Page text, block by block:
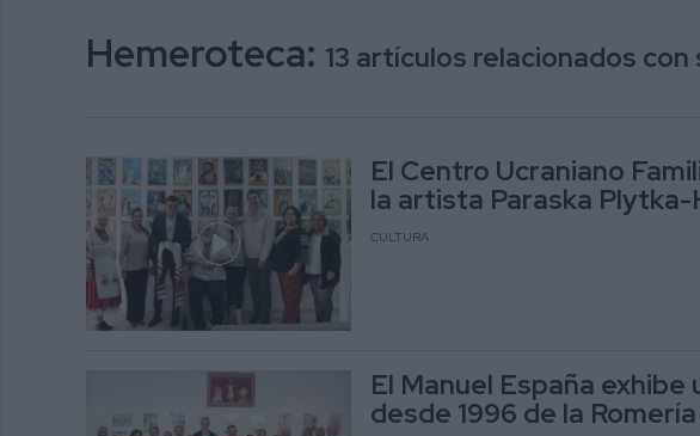
Hemeroteca: 13 artículos relacionados con
El Centro Ucraniano
la artista Paraska
CULTURA
El Manuel España
desde 1996 de la